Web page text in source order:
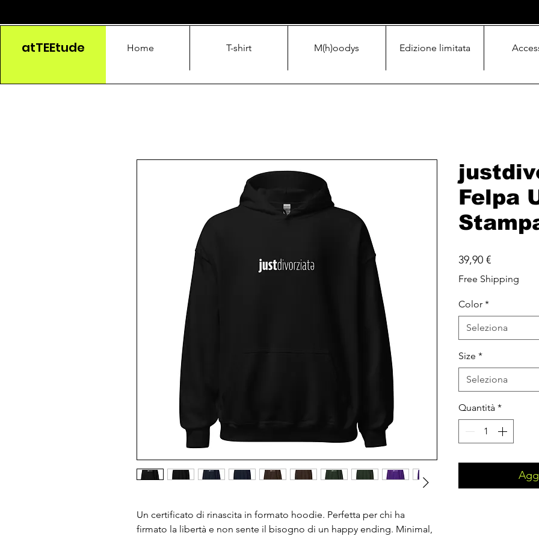
atTEEtude Home T-shirt M(h)oodys Edizione limitata
Un certificato di rinascita in formato hoodie. Perfetta per chi ha
firmato la libertà e non sente il bisogno di un happy ending. Minimal,
Felpa
39,90 €Prezzo
Free Shipping
Color *
Seleziona
Size *
Seleziona
Quantità *